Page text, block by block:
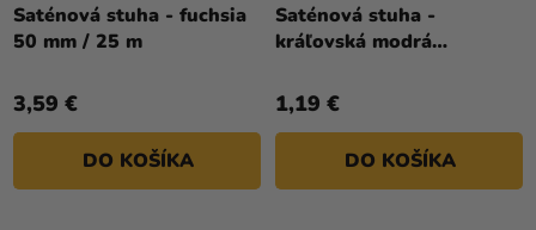
Saténová stuha - fuchsia
50 mm / 25 m
3,59 €
DO KOŠÍKA
Saténová stuha -
kráľovská modrá
1,19 €
DO KOŠÍKA